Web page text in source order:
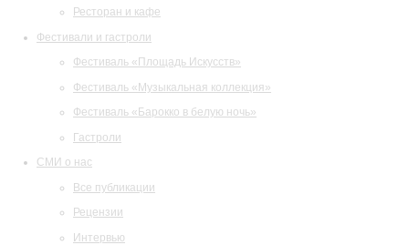
Ресторан и кафе
Фестивали и гастроли
Фестиваль «Площадь Искусств»
Фестиваль «Музыкальная коллекция»
Фестиваль «Барокко в белую ночь»
Гастроли
СМИ о нас
Все публикации
Рецензии
Интервью